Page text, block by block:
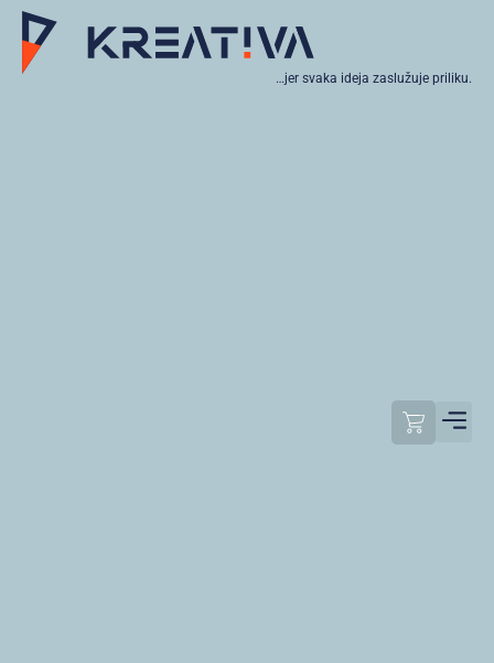
…jer svaka ideja zaslužuje priliku.